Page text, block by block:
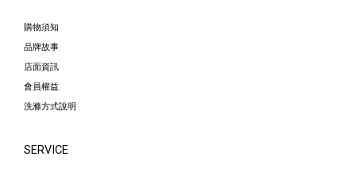
購物須知
品牌故事
店面資訊
會員權益
洗滌方式說明
SERVICE